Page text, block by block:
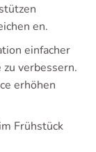
en.
einfacher
verbessern.
erhöhen
Frühstück